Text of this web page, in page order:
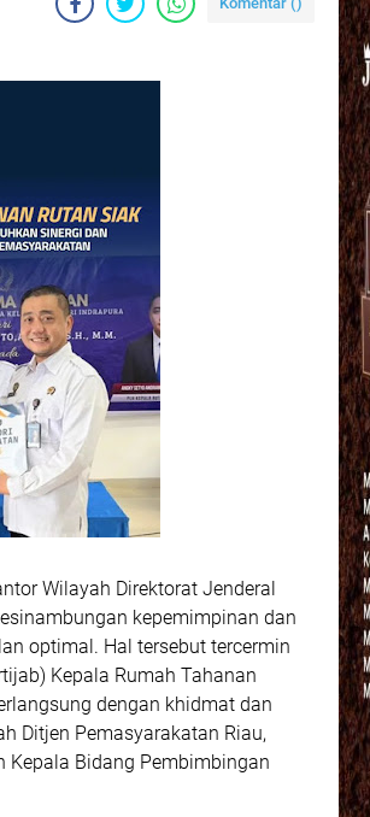
Wilayah Direktorat Jenderal
kepemimpinan dan
optimal. Hal tersebut tercermin
Kepala Rumah Tahanan
dengan khidmat dan
Ditjen Pemasyarakatan Riau,
Kepala Bidang Pembimbingan